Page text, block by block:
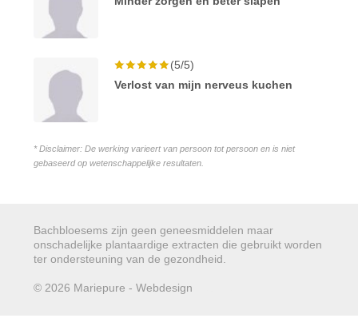
(5/5)
Verlost van mijn nerveus kuchen
* Disclaimer: De werking varieert van persoon tot persoon en is niet
gebaseerd op wetenschappelijke resultaten.
Bachbloesems zijn geen geneesmiddelen maar
onschadelijke plantaardige extracten die gebruikt worden
ter ondersteuning van de gezondheid.
© 2026 Mariepure - Webdesign